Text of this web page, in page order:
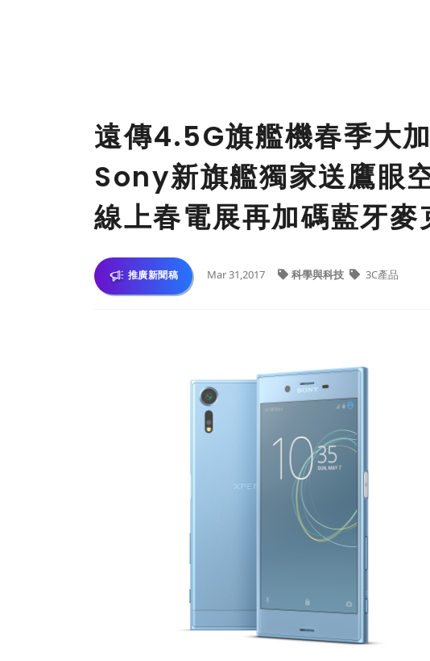
遠傳4.5G旗艦機春季大
Sony新旗艦獨家送鷹眼
線上春電展再加碼藍牙麥
推廣新聞稿 Mar 31,2017 科學與科技 3C產品